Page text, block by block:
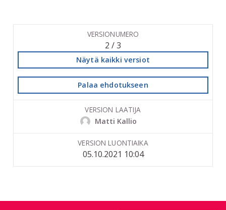
VERSIONUMERO
2 / 3
Näytä kaikki versiot
Palaa ehdotukseen
VERSION LAATIJA
Matti Kallio
VERSION LUONTIAIKA
05.10.2021 10:04